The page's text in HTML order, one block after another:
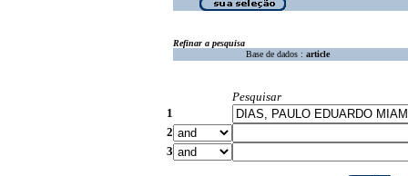
Refinar a pesquisa
Base de dados : article
Pesquisar
1
2
3